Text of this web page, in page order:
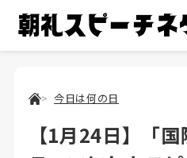
今日は何の日
【1月24日】「